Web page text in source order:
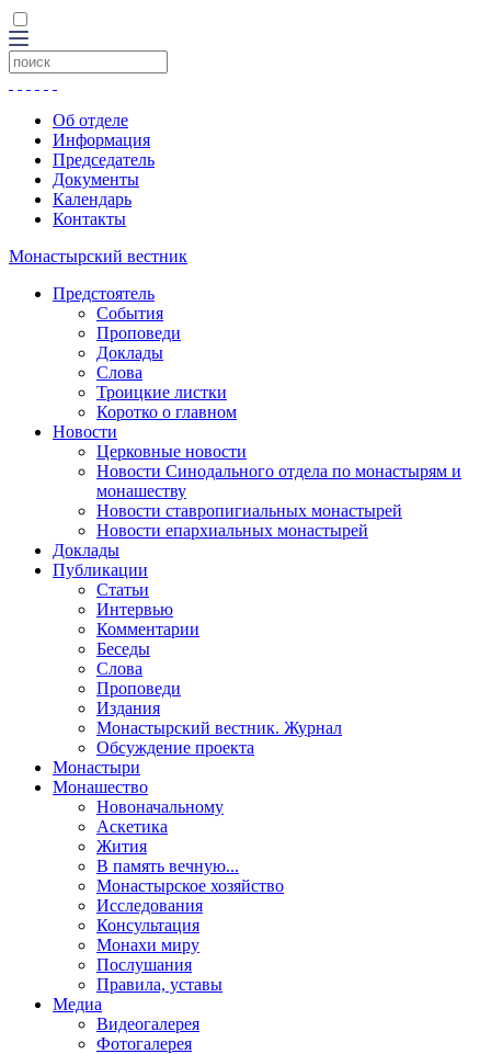
Об отделе
Информация
Председатель
Документы
Календарь
Контакты
Монастырский вестник
Предстоятель
События
Проповеди
Доклады
Слова
Троицкие листки
Коротко о главном
Новости
Церковные новости
Новости Синодального отдела по монастырям и
монашеству
Новости ставропигиальных монастырей
Новости епархиальных монастырей
Доклады
Публикации
Статьи
Интервью
Комментарии
Беседы
Слова
Проповеди
Издания
Монастырский вестник. Журнал
Обсуждение проекта
Монастыри
Монашество
Новоначальному
Аскетика
Жития
В память вечную...
Монастырское хозяйство
Исследования
Консультация
Монахи миру
Послушания
Правила, уставы
Медиа
Видеогалерея
Фотогалерея